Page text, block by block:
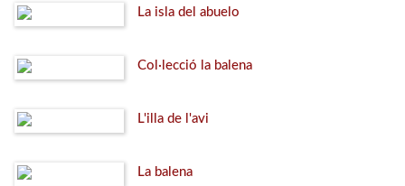
La isla del abuelo
Col·lecció la balena
L'illa de l'avi
La balena